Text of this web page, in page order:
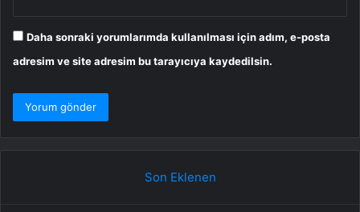
Daha sonraki yorumlarımda kullanılması için adım, e-posta
adresim ve site adresim bu tarayıcıya kaydedilsin.
Son Eklenen